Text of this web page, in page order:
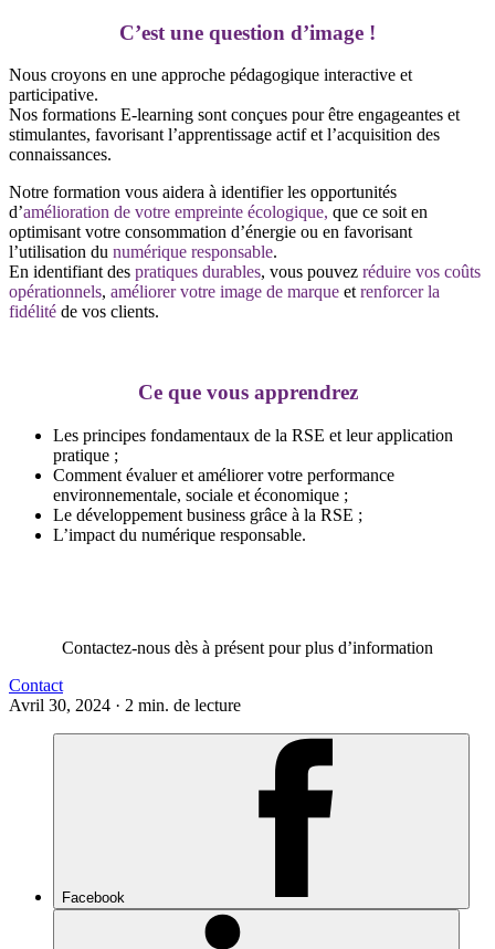
C’est une question d’image !
Nous croyons en une approche pédagogique interactive et
participative.
Nos formations E-learning sont conçues pour être engageantes et
stimulantes, favorisant l’apprentissage actif et l’acquisition des
connaissances.
Notre formation vous aidera à identifier les opportunités
d’amélioration de votre empreinte écologique, que ce soit en
optimisant votre consommation d’énergie ou en favorisant
l’utilisation du numérique responsable.
En identifiant des pratiques durables, vous pouvez réduire vos coûts
opérationnels, améliorer votre image de marque et renforcer la
fidélité de vos clients.
Ce que vous apprendrez
Les principes fondamentaux de la RSE et leur application
pratique ;
Comment évaluer et améliorer votre performance
environnementale, sociale et économique ;
Le développement business grâce à la RSE ;
L’impact du numérique responsable.
Contactez-nous dès à présent pour plus d’information
Contact
Avril 30, 2024 · 2 min. de lecture
Facebook